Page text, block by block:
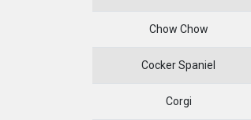
Chow Chow
Cocker Spaniel
Corgi